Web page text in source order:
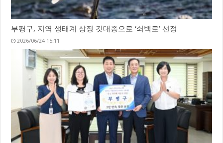
부평구, 지역 생태계 상징 깃대종으로 ‘쇠백로’ 선정
2026/06/24 15:11